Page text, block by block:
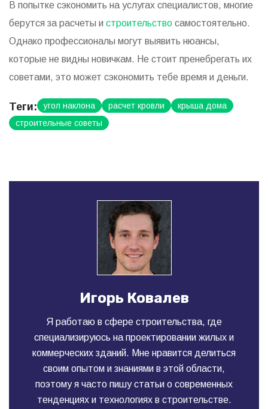
В попытке сэкономить на услугах специалистов, многие
берутся за расчеты и строительство самостоятельно.
Однако профессионалы могут выявить нюансы,
которые не видны новичкам. Не стоит пренебрегать их
советами, это может сэкономить тебе время и деньги.
Теги: угол наклона расчет кровли
крыша дома
строительные советы
Игорь Ковалев
Я работаю в сфере строительства, где
специализируюсь на проектировании жилых и
коммерческих зданий. Мне нравится делиться
своим опытом и знаниями в этой области,
поэтому я часто пишу статьи о современных
тенденциях и технологиях в строительстве.